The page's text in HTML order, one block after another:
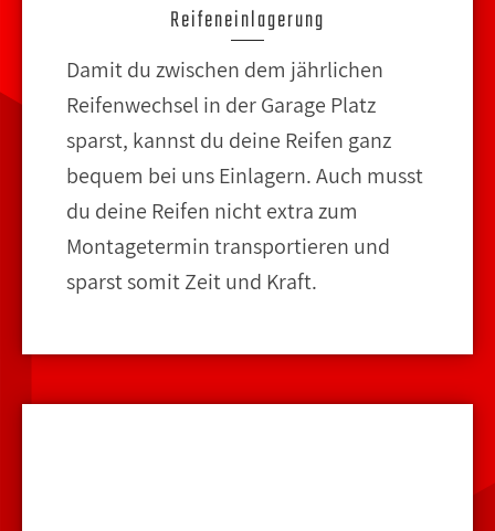
Reifeneinlagerung
Damit du zwischen dem jährlichen
Reifenwechsel in der Garage Platz
sparst, kannst du deine Reifen ganz
bequem bei uns Einlagern. Auch musst
du deine Reifen nicht extra zum
Montagetermin transportieren und
sparst somit Zeit und Kraft.